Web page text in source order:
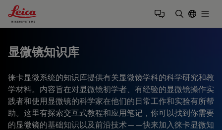
Leica Microsystems Logo
显微镜知识库
徕卡显微系统的知识库提供有关显微镜学科的科学研究和教
学材料。内容旨在对显微镜初学者、有经验的显微镜操作实
践者和使用显微镜的科学家在他们的日常工作和实验有所帮
助。这里有探索交互式教程和应用笔记，你可以找到你需要
的显微镜的基础知识以及前沿技术——快来加入徕卡显微知